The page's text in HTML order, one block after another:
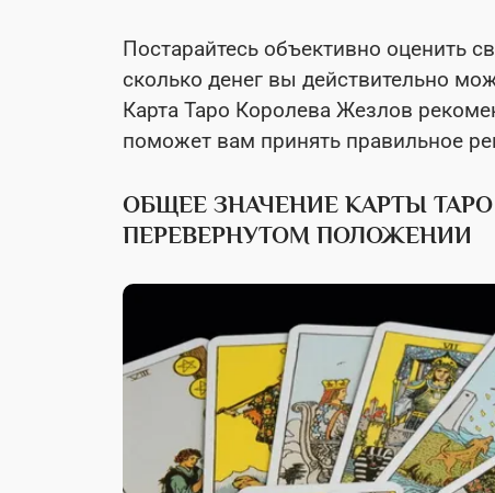
Постарайтесь объективно оценить
сколько денег вы действительно
Карта Таро Королева Жезлов
поможет вам принять правильное
ОБЩЕЕ ЗНАЧЕНИЕ КАРТЫ
ПЕРЕВЕРНУТОМ ПОЛОЖЕНИИ